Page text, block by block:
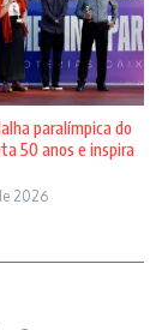
paralímpica do
50 anos e inspira
2026